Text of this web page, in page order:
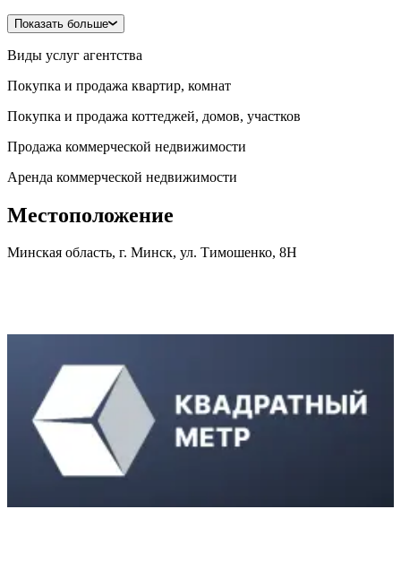
Показать больше
Виды услуг агентства
Покупка и продажа квартир, комнат
Покупка и продажа коттеджей, домов, участков
Продажа коммерческой недвижимости
Аренда коммерческой недвижимости
Местоположение
Минская область, г. Минск, ул. Тимошенко, 8Н